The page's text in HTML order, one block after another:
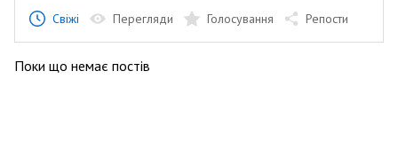
Свіжі Перегляди Голосування Репости
Поки що немає постів